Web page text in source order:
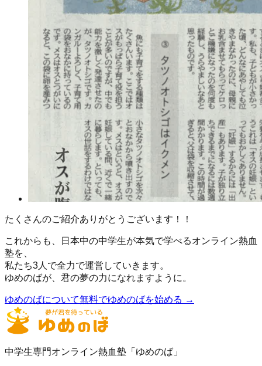
たくさんのご紹介ありがとうございます！！
これからも、日本中の中学生が本気で学べるオンライン熱血
塾を、
私たち3人で全力で運営していきます。
ゆめのばが、君の夢の力になれますように。
ゆめのばについて無料でゆめのばを始める →
中学生専門オンライン熱血塾「ゆめのば」